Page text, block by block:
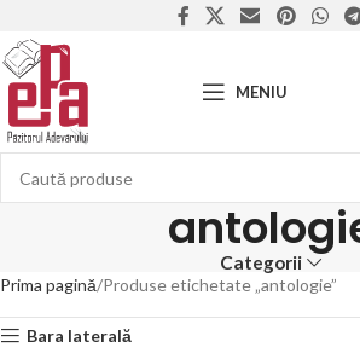
MENIU
Categorii
Prima pagină Produse etichetate „antologie”
Bara laterală